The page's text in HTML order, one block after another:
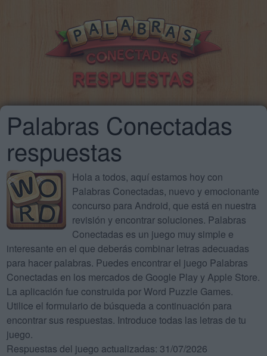
Palabras Conectadas
respuestas
Hola a todos, aquí estamos hoy con
Palabras Conectadas, nuevo y emocionante
concurso para Android, que está en nuestra
revisión y encontrar soluciones. Palabras
Conectadas es un juego muy simple e
interesante en el que deberás combinar letras adecuadas
para hacer palabras. Puedes encontrar el juego Palabras
Conectadas en los mercados de Google Play y Apple Store.
La aplicación fue construida por Word Puzzle Games.
Utilice el formulario de búsqueda a continuación para
encontrar sus respuestas. Introduce todas las letras de tu
juego.
Respuestas del juego actualizadas: 31/07/2026